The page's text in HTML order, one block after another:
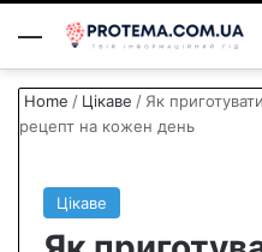
Menu
Home / Цікаве / Як
рецепт на кожен день
Цікаве